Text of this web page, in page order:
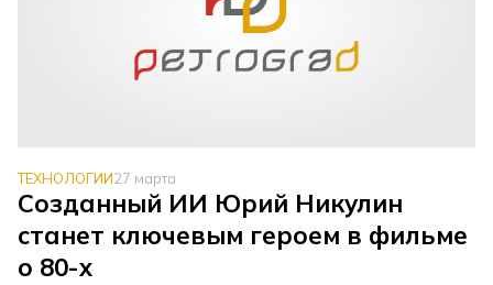
ТЕХНОЛОГИИ27 марта
Созданный ИИ Юрий Никулин
станет ключевым героем в фильме
о 80-х